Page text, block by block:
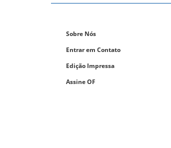
Sobre Nós
Entrar em Contato
Edição Impressa
Assine OF